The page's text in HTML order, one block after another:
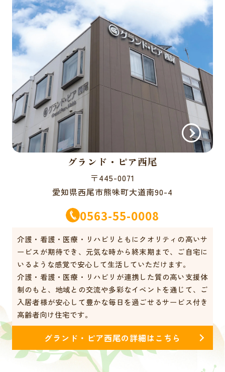
グランド・ピア西尾
〒445-0071
愛知県西尾市熊味町大道南90-4
0563-55-0008
介護・看護・医療・リハビリともにクオリティの高いサ
ービスが期待でき、元気な時から終末期まで、ご自宅に
いるような感覚で安心して生活していただけます。
介護・看護・医療・リハビリが連携した質の高い支援体
制のもと、地域との交流や多彩なイベントを通じて、ご
入居者様が安心して豊かな毎日を過ごせるサービス付き
高齢者向け住宅です。
グランド・ピア西尾の詳細はこちら